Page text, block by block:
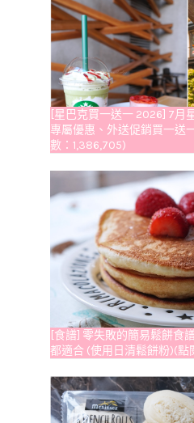
[星巴克買一送一 2026] 7月
專屬優惠、外送促銷買一送
數：1,386,705)
[食譜] 零失敗的簡易鬆餅食
都適合 (使用日清鬆餅粉)(點